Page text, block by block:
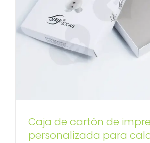
Caja de cartón de
personalizada para
Caja impresa de